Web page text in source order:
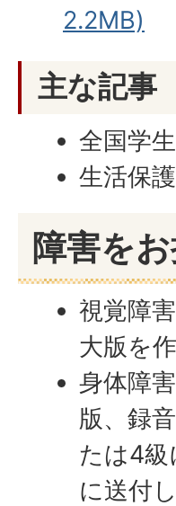
2.2MB)
主な記事
全国学
生活保
障害を
視覚障
大版を
身体障
版、録
たは4級
に送付